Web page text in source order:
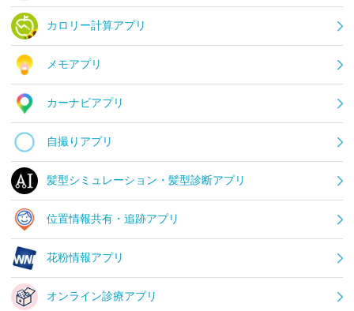
カロリー計算アプリ
メモアプリ
カーナビアプリ
自撮りアプリ
髪型シミュレーション・髪型診断アプリ
位置情報共有・追跡アプリ
花粉情報アプリ
オンライン診療アプリ